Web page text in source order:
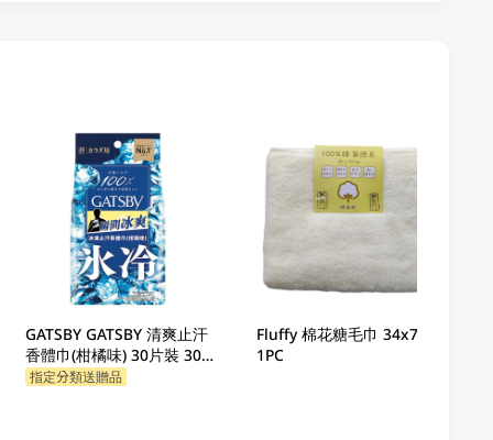
GATSBY GATSBY 清爽止汗
香體巾(柑橘味) 30片裝 30
PC
指定分類送贈品
Fluffy 棉花糖毛巾 34x74cm
1PC